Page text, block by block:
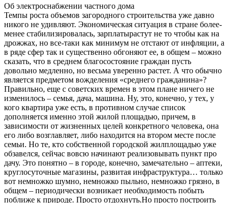
Об электроснабжении частного дома
Темпы роста объемов загородного строительства уже давно
никого не удивляют. Экономическая ситуация в стране более-
менее стабилизировалась, зарплатырастут не то чтобы как на
дрожжах, но все-таки как минимум не отстают от инфляции, а
в ряде сфер так и существенно обгоняют ее, в общем – можно
сказать, что в среднем благосостояние граждан пусть
довольно медленно, но весьма уверенно растет. А что обычно
является предметом вожделения «среднего гражданина»?
Правильно, еще с советских времен в этом плане ничего не
изменилось – семья, дача, машина. Ну, это, конечно, у тех, у
кого квартира уже есть, в противном случае список
дополняется именно этой жилой площадью, причем, в
зависимости от жизненных целей конкретного человека, она
его либо возглавляет, либо находится на втором месте после
семьи. Но те, кто собственной городской жилплощадью уже
обзавелся, сейчас вовсю начинают реализовывать пункт про
дачу. Это понятно – в городе, конечно, замечательно – аптеки,
круглосуточные магазины, развитая инфраструктура… только
вот немножко шумно, немножко пыльно, немножко грязно, в
общем – периодически возникает необходимость побыть
поближе к природе. Просто отдохнуть.Но просто построить